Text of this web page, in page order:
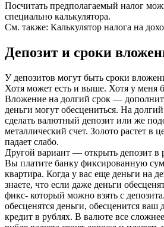
Посчитать предполагаемый налог
специально калькулятора.
См. также: Калькулятор налога на
Депозит и сроки
У депозитов могут быть сроки
Хотя может есть и выше. Хотя у меня
Вложение на долгий срок —
деньги могут обесцениться. На
сделать валютный депозит или же
металлический счет. Золото растет в
падает слабо.
Другой вариант — открыть депозит в
Вы платите банку фиксированную
квартира. Когда у вас еще деньги на
знаете, что если даже деньги
фикс- который можно взять с
обесценятся деньги, обесценится ваш
кредит в рублях. В валюте все